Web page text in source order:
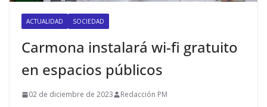
ACTUALIDAD SOCIEDAD
Carmona instalará wi-fi gratuito
en espacios públicos
02 de diciembre de 2023 Redacción PM